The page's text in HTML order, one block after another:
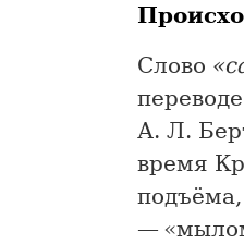
Слово
А. Л.
время
—